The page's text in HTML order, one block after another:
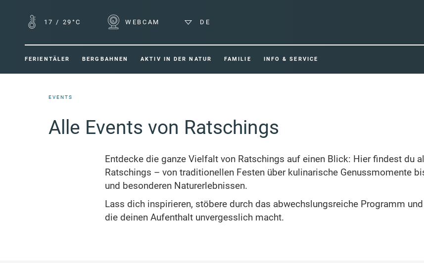
17 / 29°C WEBCAM DE
FERIENTÄLER BERGBAHNEN AKTIV IN DER NATUR FAMILIE INFO & SERVICE
EVENTS
Alle Events von Ratschings
Entdecke die ganze Vielfalt von Ratschings auf einen Blick: Hier findest du
Ratschings – von traditionellen Festen über kulinarische Genussmomente
und besonderen Naturerlebnissen.
Lass dich inspirieren, stöbere durch das abwechslungsreiche Programm
die deinen Aufenthalt unvergesslich macht.